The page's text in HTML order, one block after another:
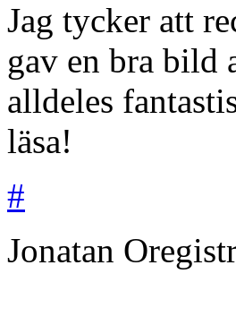
Jag tycker att
gav en bra bild
alldeles
läsa!
#
Jonatan